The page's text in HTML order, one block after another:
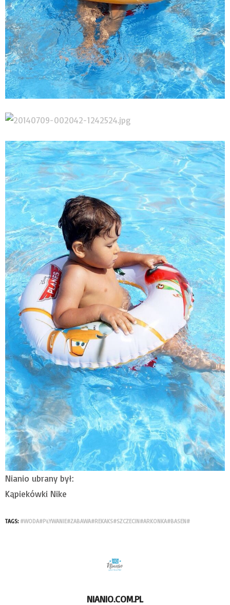
Nianio ubrany był:
Kąpiekówki Nike
TAGS: #WODA#PŁYWANIE#ZABAWA#REKAKS#SZCZECIN#ARKONKA#BASEN#
NIANIO.COM.PL